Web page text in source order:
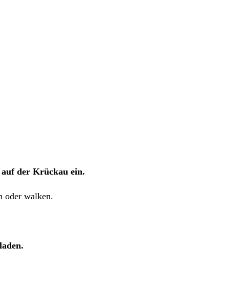
der Krückau ein.
oder walken.